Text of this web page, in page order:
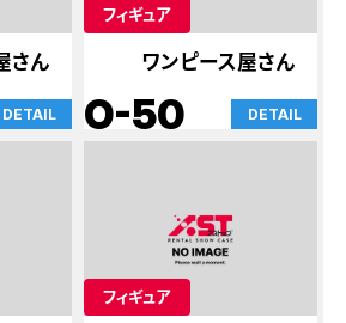
さん
DETAIL
フィギュア
ワンピース屋さん
O-50 DETAIL
フィギュア